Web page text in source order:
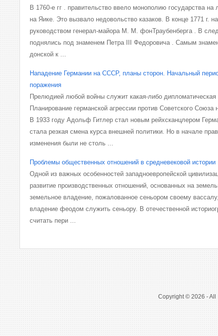
В 1760-е гг . правительство ввело монополию государства
на Яике. Это вызвало недовольство казаков. В конце 1771 г.
руководством генерал-майора М. М. фонТраубенберга . В
поднялись под знаменем Петра III Федоровича . Самым
донской к ...
Нападение Германии на СССР, планы сторон. Начальный
поражения
Прелюдией любой войны служит какая-либо дипломатическая
Планирование германской агрессии против Советского
В 1933 году Адольф Гитлер стал новым рейхсканцлером
стала резкая смена курса внешней политики. Но в начале
изменения были не столь ...
Проблемы общественных отношений в средневековой истории
Одной из важных особенностей западноевропейской
развитие производ­ственных отношений, основанных на
земельное владение, пожалованное сеньором сво­ему
владение феодом служить сеньору. В отечественной
считать пери ...
Copyright © 2026 - All